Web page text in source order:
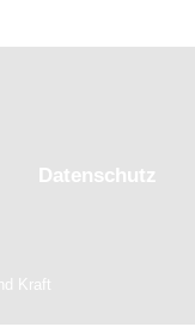
Datenschutz
Kraft